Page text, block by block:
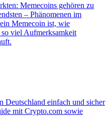
Memecoins gehören zu
– Phänomenen im
Memecoin ist, wie
viel Aufmerksamkeit
Deutschland einfach und sicher
mit Crypto.com sowie